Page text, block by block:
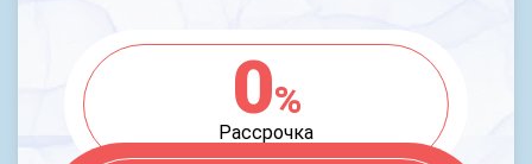
0%
Рассрочка